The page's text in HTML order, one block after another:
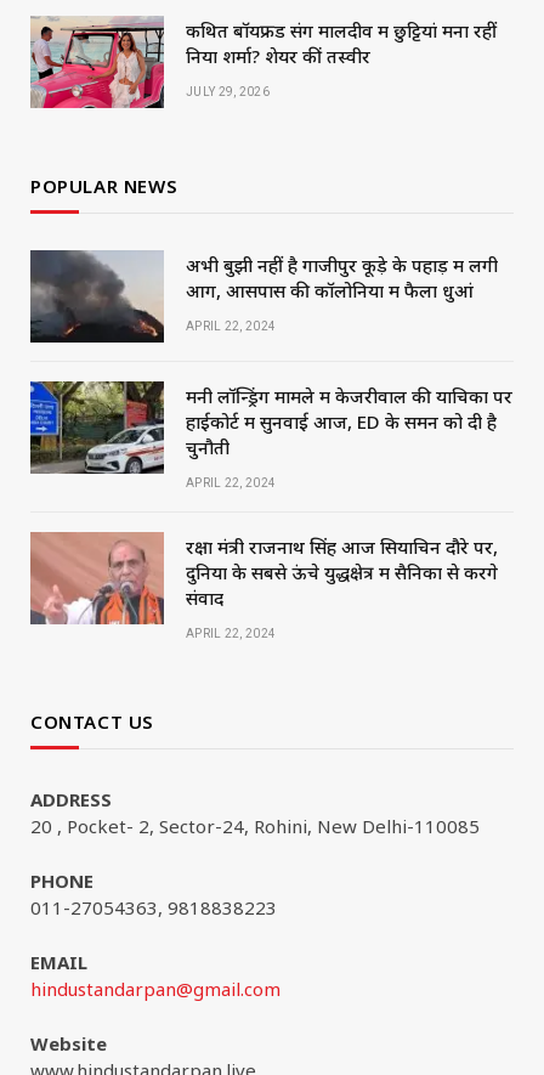
कथित बॉयफ्रेंड संग मालदीव में छुट्टियां मना रहीं
निया शर्मा? शेयर कीं तस्वीरें
JULY 29, 2026
POPULAR NEWS
अभी बुझी नहीं है गाजीपुर कूड़े के पहाड़ में लगी
आग, आसपास की कॉलोनियों में फैला धुआं
APRIL 22, 2024
मनी लॉन्ड्रिंग मामले में केजरीवाल की याचिका पर
हाईकोर्ट में सुनवाई आज, ED के समन को दी है
चुनौती
APRIL 22, 2024
रक्षा मंत्री राजनाथ सिंह आज सियाचिन दौरे पर,
दुनिया के सबसे ऊंचे युद्धक्षेत्र में सैनिकों से करेंगे
संवाद
APRIL 22, 2024
CONTACT US
ADDRESS
20 , Pocket- 2, Sector-24, Rohini, New Delhi-110085
PHONE
011-27054363, 9818838223
EMAIL
hindustandarpan@gmail.com
Website